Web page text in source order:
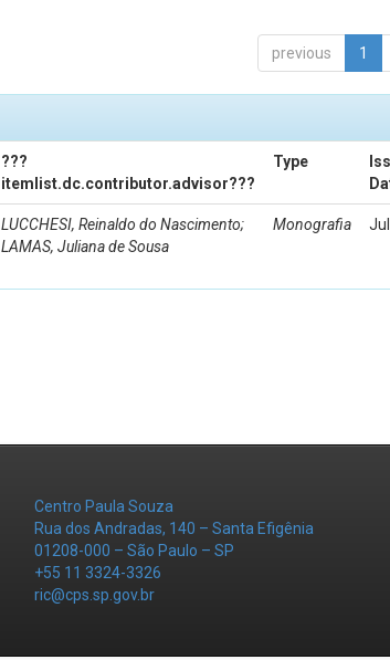
previous 1
???
itemlist.dc.contributor.advisor???
Type
LUCCHESI, Reinaldo do Nascimento;
LAMAS, Juliana de Sousa
Monografia
Centro Paula Souza
Rua dos Andradas, 140 – Santa Efigênia
01208-000 – São Paulo – SP
+55 11 3324-3326
ric@cps.sp.gov.br